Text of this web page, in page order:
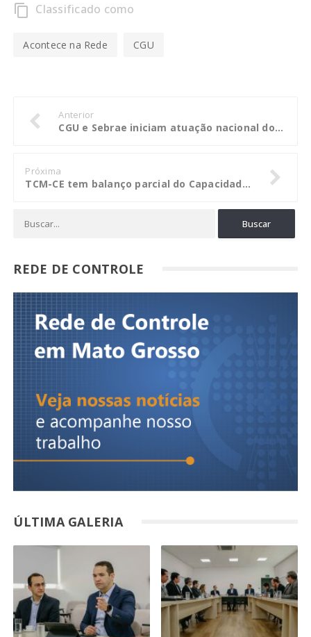
content_copy Classificado como
Acontece na Rede CGU
Anterior
CGU e Sebrae iniciam atuação nacional do Programa Empresa Íntegra
Próxima
TCM-CE tem balanço parcial do Capacidades
REDE DE CONTROLE
ÚLTIMA GALERIA